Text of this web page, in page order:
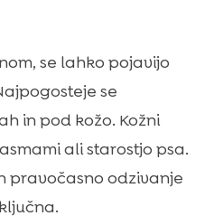
se lahko pojavijo
se
in pod kožo. Kožni
ali starostjo psa.
pravočasno odzivanje